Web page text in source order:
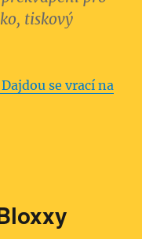
tiskový
se vrací na